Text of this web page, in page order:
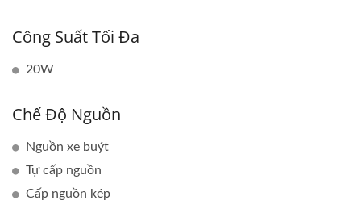
Công Suất Tối Đa
20W
Chế Độ Nguồn
Nguồn xe buýt
Tự cấp nguồn
Cấp nguồn kép